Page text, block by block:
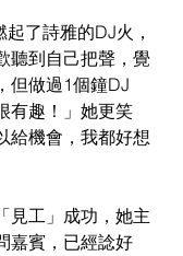
了詩雅的DJ火，
聽到自己把聲，覺
但做過1個鐘DJ
有趣！」她更笑
給機會，我都好想
見工」成功，她主
嘉賓，已經諗好